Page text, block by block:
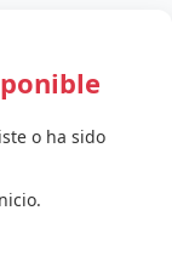
o ha sido